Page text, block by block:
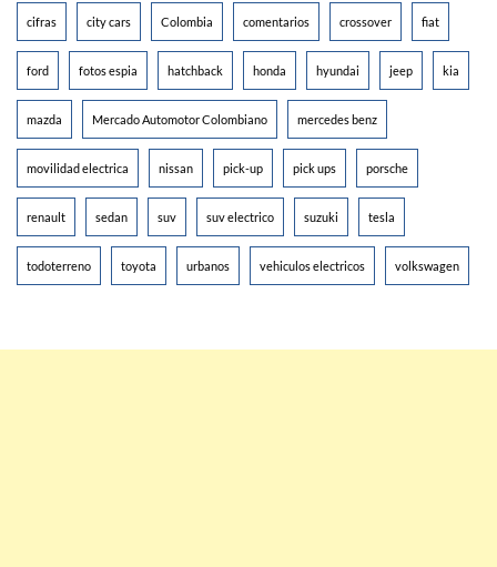
cifras city cars Colombia comentarios crossover fiat
ford fotos espia hatchback honda hyundai jeep kia
mazda Mercado Automotor Colombiano mercedes benz
movilidad electrica nissan pick-up pick ups porsche
renault sedan suv suv electrico suzuki tesla
todoterreno toyota urbanos vehiculos electricos volkswagen